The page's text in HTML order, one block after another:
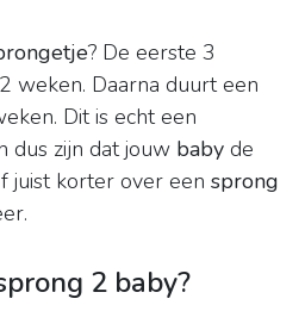
? De eerste 3
weken. Daarna duurt een
Dit is echt een
dus zijn dat jouw baby de
juist korter over een sprong
2 baby?